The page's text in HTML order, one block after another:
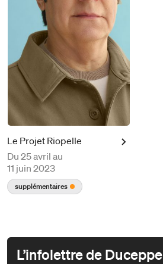
Le Projet Riopelle
Du 25 avril au
11 juin 2023
supplémentaires
L’infolettre de Duceppe